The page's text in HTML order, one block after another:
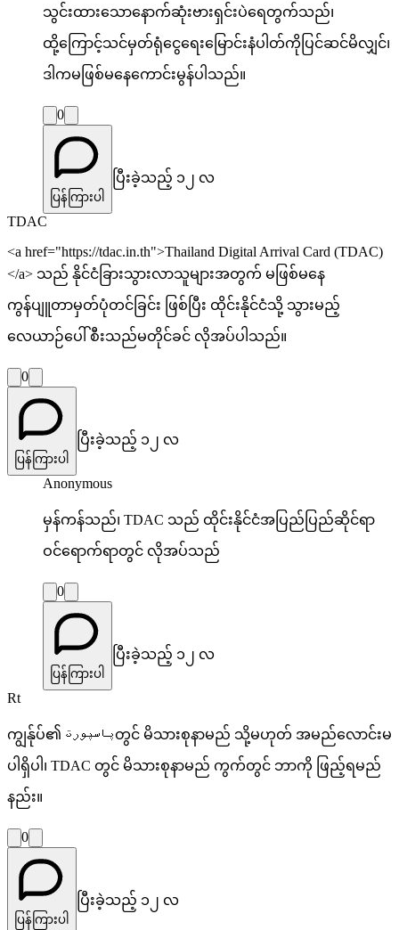
သွင်းထားသောနောက်ဆုံးဗားရှင်းပဲရေတွက်သည်၊
ထို့ကြောင့်သင်မှတ်ရုံငွေရေးမြောင်းနံပါတ်ကိုပြင်ဆင်မိလျှင်၊
ဒါကမဖြစ်မနေကောင်းမွန်ပါသည်။
0
ပြန်ကြားပါ
ပြီးခဲ့သည့် ၁၂ လ
TDAC
<a href="https://tdac.in.th">Thailand Digital Arrival Card (TDAC)
</a> သည် နိုင်ငံခြားသွားလာသူများအတွက် မဖြစ်မနေ
ကွန်ပျူတာမှတ်ပုံတင်ခြင်း ဖြစ်ပြီး ထိုင်းနိုင်ငံသို့ သွားမည့်
လေယာဉ်ပေါ် စီးသည်မတိုင်ခင် လိုအပ်ပါသည်။
0
ပြန်ကြားပါ
ပြီးခဲ့သည့် ၁၂ လ
Anonymous
မှန်ကန်သည်၊ TDAC သည် ထိုင်းနိုင်ငံအပြည်ပြည်ဆိုင်ရာ
ဝင်ရောက်ရာတွင် လိုအပ်သည်
0
ပြန်ကြားပါ
ပြီးခဲ့သည့် ၁၂ လ
Rt
ကျွန်ုပ်၏ پاسپورتတွင် မိသားစုနာမည် သို့မဟုတ် အမည်လောင်းမ
ပါရှိပါ၊ TDAC တွင် မိသားစုနာမည် ကွက်တွင် ဘာကို ဖြည့်ရမည်
နည်း။
0
ပြန်ကြားပါ
ပြီးခဲ့သည့် ၁၂ လ